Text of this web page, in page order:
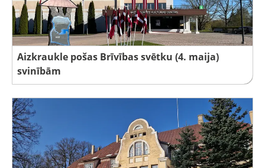
Aizkraukle pošas Brīvības svētku (4. maija)
svinībām